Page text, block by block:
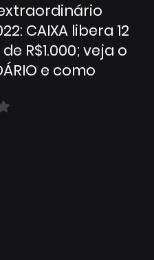
CAIXA libera 12
R$1.000; veja o
e como
com NaN de 5 estrelas.